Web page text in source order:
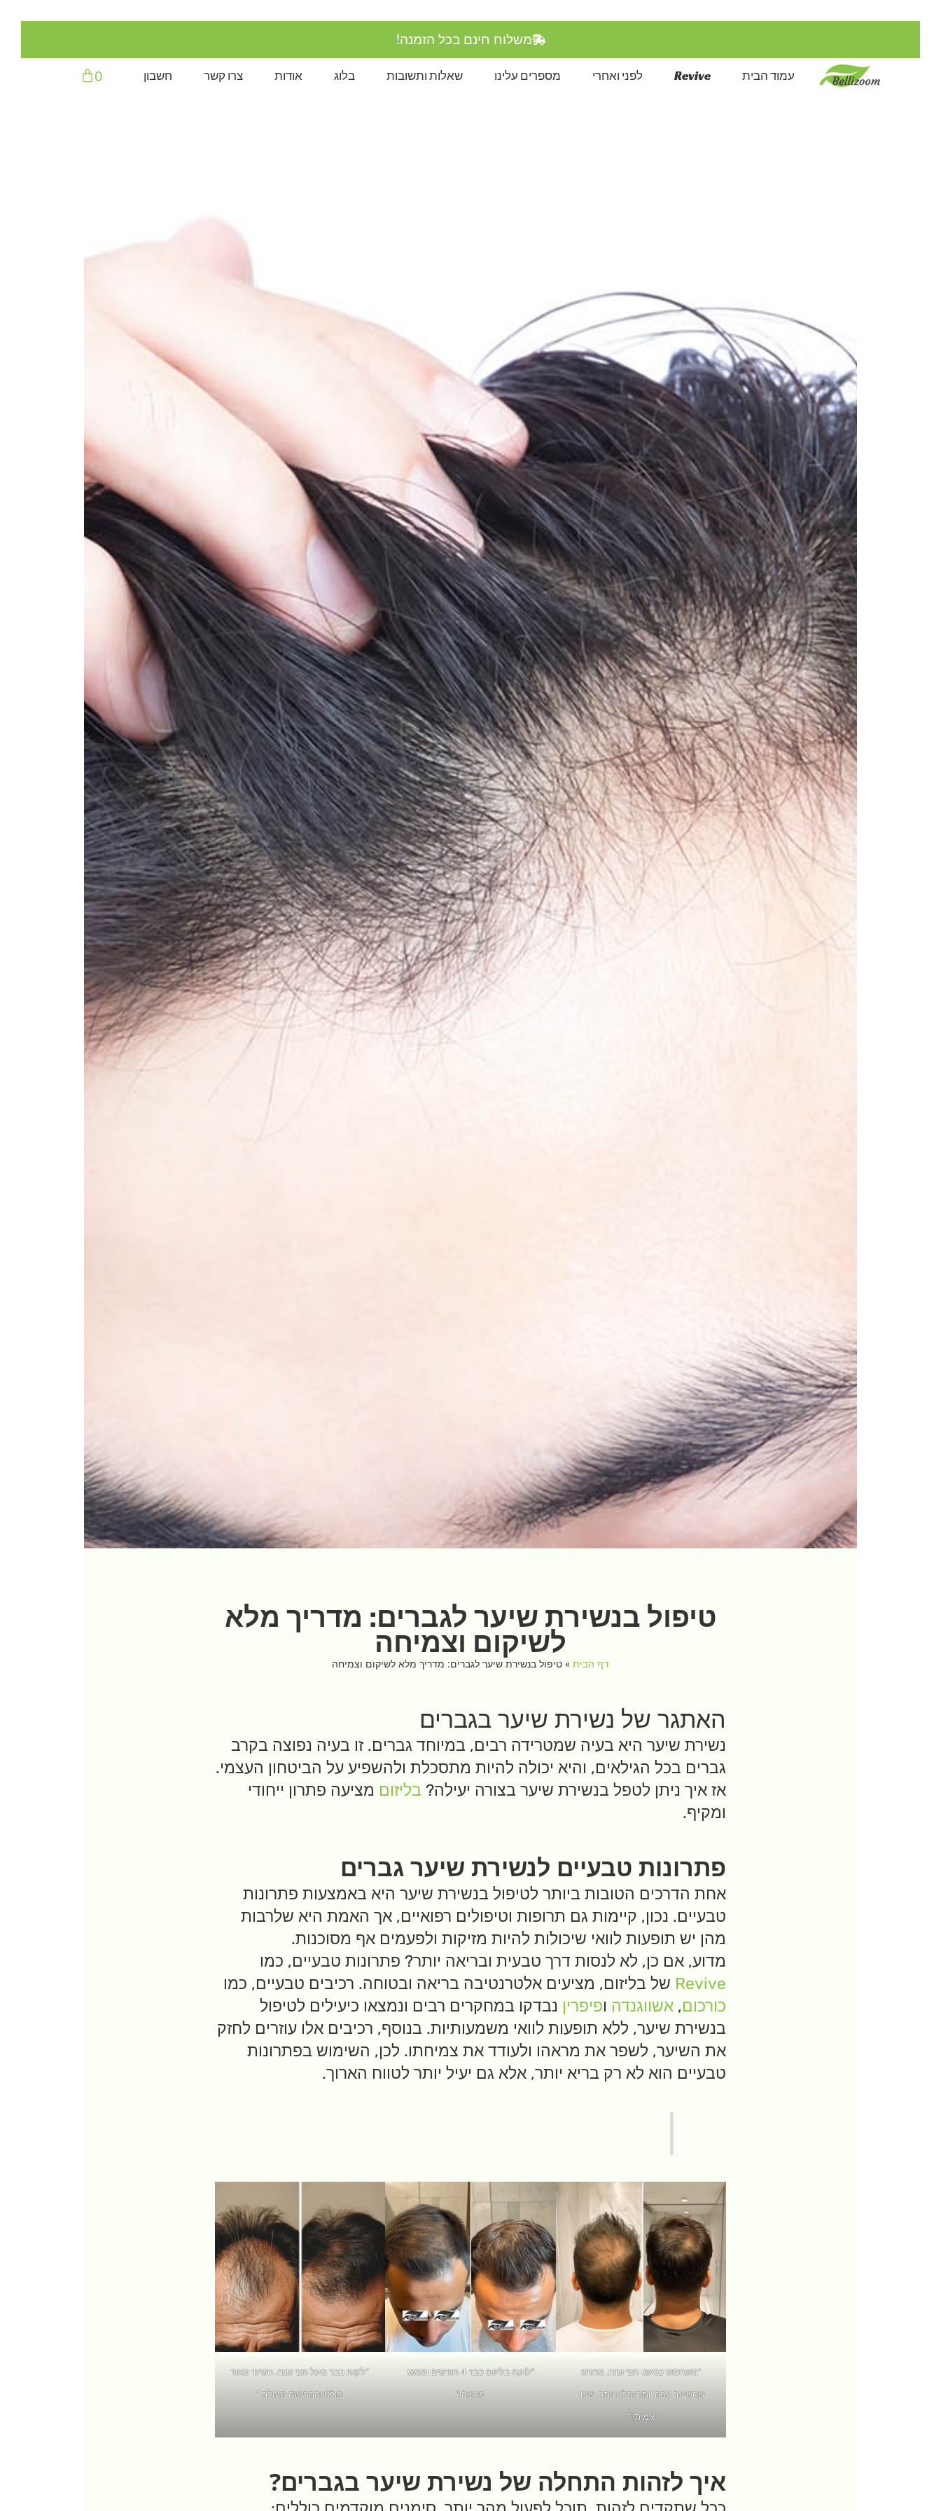
לתוכן
משלוח חינם בכל הזמנה!
עמוד הבית Revive לפני ואחרי מספרים עלינו שאלות ותשובות בלוג אודות צרו קשר חשבון 0
עגלת
קניות
טיפול בנשירת שיער לגברים: מדריך מלא
לשיקום וצמיחה
דף הבית » טיפול בנשירת שיער לגברים: מדריך מלא לשיקום וצמיחה
האתגר של נשירת שיער בגברים
נשירת שיער היא בעיה שמטרידה רבים, במיוחד גברים. זו בעיה נפוצה בקרב
גברים בכל הגילאים, והיא יכולה להיות מתסכלת ולהשפיע על הביטחון העצמי.
אז איך ניתן לטפל בנשירת שיער בצורה יעילה? בליזום מציעה פתרון ייחודי
ומקיף.
פתרונות טבעיים לנשירת שיער גברים
אחת הדרכים הטובות ביותר לטיפול בנשירת שיער היא באמצעות פתרונות
טבעיים. נכון, קיימות גם תרופות וטיפולים רפואיים, אך האמת היא שלרבות
מהן יש תופעות לוואי שיכולות להיות מזיקות ולפעמים אף מסוכנות.
מדוע, אם כן, לא לנסות דרך טבעית ובריאה יותר? פתרונות טבעיים, כמו
Revive של בליזום, מציעים אלטרנטיבה בריאה ובטוחה. רכיבים טבעיים, כמו
כורכום, אשווגנדה ופיפרין נבדקו במחקרים רבים ונמצאו כיעילים לטיפול
בנשירת שיער, ללא תופעות לוואי משמעותיות. בנוסף, רכיבים אלו עוזרים לחזק
את השיער, לשפר את מראהו ולעודד את צמיחתו. לכן, השימוש בפתרונות
טבעיים הוא לא רק בריא יותר, אלא גם יעיל יותר לטווח הארוך.
“משתמש כמעט חצי שנה, מרגיש
שהשיער עבה יותר ומלא יותר. שינוי
אמיתי.”
“לוקח בליזום כבר 4 חודשים וממש
מרוצה!”
“לקוח כבר מעל חצי שנה. השינוי מאוד
בולט וההרגשה מעולה.”
איך לזהות התחלה של נשירת שיער בגברים?